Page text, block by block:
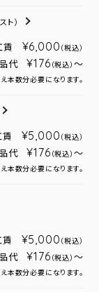
ト）
賃 ¥6,000 （税込）
代 ¥176 （税込） ～
本数分必要になります。
賃 ¥5,000 （税込）
代 ¥176 （税込） ～
本数分必要になります。
賃 ¥5,000 （税込）
代 ¥176 （税込） ～
本数分必要になります。